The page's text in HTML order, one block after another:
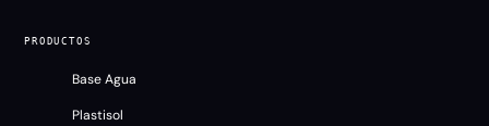
PRODUCTOS
Base Agua
Plastisol